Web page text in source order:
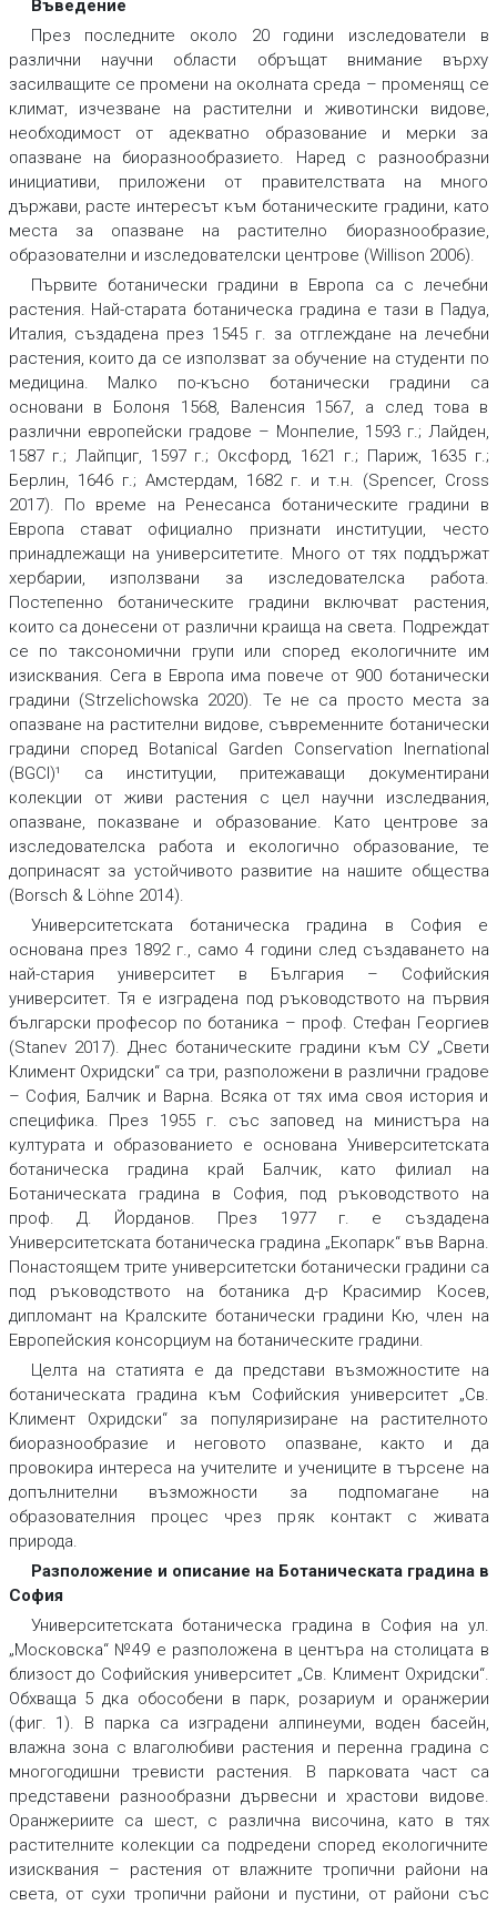
Въведение
През последните около 20 години изследователи в
различни научни области обръщат внимание върху
засилващите се промени на околната среда – променящ се
климат, изчезване на растителни и животински видове,
необходимост от адекватно образование и мерки за
опазване на биоразнообразието. Наред с разнообразни
инициативи, приложени от правителствата на много
държави, расте интересът към ботаническите градини, като
места за опазване на растително биоразнообразие,
образователни и изследователски центровe (Willison 2006).
Първите ботанически градини в Европа са с лечебни
растения. Най-старата ботаническа градина е тази в Падуа,
Италия, създадена през 1545 г. за отглеждане на лечебни
растения, които да се използват за обучение на студенти по
медицина. Малко по-късно ботанически градини са
основани в Болоня 1568, Валенсия 1567, а след това в
различни европейски градове – Монпелие, 1593 г.; Лайден,
1587 г.; Лайпциг, 1597 г.; Оксфорд, 1621 г.; Париж, 1635 г.;
Берлин, 1646 г.; Амстердам, 1682 г. и т.н. (Spencer, Cross
2017). По време на Ренесанса ботаническите градини в
Европа стават официално признати институции, често
принадлежащи на университетите. Много от тях поддържат
хербарии, използвани за изследователска работа.
Постепенно ботаническите градини включват растения,
които са донесени от различни краища на света. Подреждат
се по таксономични групи или според екологичните им
изисквания. Сега в Европа има повече от 900 ботанически
градини (Strzelichowska 2020). Те не са просто места за
опазване на растителни видове, съвременните ботанически
градини според Botanical Garden Conservation Inernational
(BGCI)¹ са институции, притежаващи документирани
колекции от живи растения с цел научни изследвания,
опазване, показване и образование. Като центрове за
изследователска работа и екологично образование, те
допринасят за устойчивото развитие на нашите общества
(Borsch & Löhne 2014).
Университетската ботаническа градина в София е
основана през 1892 г., само 4 години след създаването на
най-стария университет в България – Софийския
университет. Тя е изградена под ръководството на първия
български професор по ботаника – проф. Стефан Георгиев
(Stanev 2017). Днес ботаническите градини към СУ „Свети
Климент Охридски“ са три, разположени в различни градове
– София, Балчик и Варна. Всяка от тях има своя история и
специфика. През 1955 г. със заповед на министъра на
културата и образованието е основана Университетската
ботаническа градина край Балчик, като филиал на
Ботаническата градина в София, под ръководството на
проф. Д. Йорданов. През 1977 г. е създадена
Университетската ботаническа градина „Екопарк“ във Варна.
Понастоящем трите университетски ботанически градини са
под ръководството на ботаника д-р Красимир Косев,
дипломант на Кралските ботанически градини Кю, член на
Европейския консорциум на ботаническите градини.
Целта на статията е да представи възможностите на
ботаническата градина към Софийския университет „Св.
Климент Охридски“ за популяризиране на растителното
биоразнообразие и неговото опазване, както и да
провокира интереса на учителите и учениците в търсене на
допълнителни възможности за подпомагане на
образователния процес чрез пряк контакт с живата
природа.
Разположение и описание на Ботаническата градина в
София
Университетската ботаническа градина в София на ул.
„Московска“ №49 е разположена в центъра на столицата в
близост до Софийския университет „Св. Климент Охридски“.
Обхваща 5 дка обособени в парк, розариум и оранжерии
(фиг. 1). В парка са изградени алпинеуми, воден басейн,
влажна зона с влаголюбиви растения и перенна градина с
многогодишни тревисти растения. В парковата част са
представени разнообразни дървесни и храстови видове.
Оранжериите са шест, с различна височина, като в тях
растителните колекции са подредени според екологичните
изисквания – растения от влажните тропични райони на
света, от сухи тропични райони и пустини, от райони със